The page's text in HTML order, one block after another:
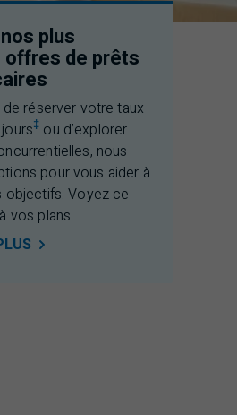
plus
de prêts
de réserver votre taux
‡ ou d’explorer
nous
pour vous aider à
objectifs. Voyez ce
vos plans.